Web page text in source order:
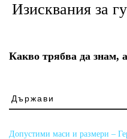
Изисквания за
Какво трябва да знам,
Какво
трябва
знам,
Допустими маси и размери –